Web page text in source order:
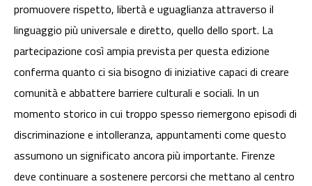
promuovere rispetto, libertà e uguaglianza attraverso il
linguaggio più universale e diretto, quello dello sport. La
partecipazione così ampia prevista per questa edizione
conferma quanto ci sia bisogno di iniziative capaci di creare
comunità e abbattere barriere culturali e sociali. In un
momento storico in cui troppo spesso riemergono episodi di
discriminazione e intolleranza, appuntamenti come questo
assumono un significato ancora più importante. Firenze
deve continuare a sostenere percorsi che mettano al centro